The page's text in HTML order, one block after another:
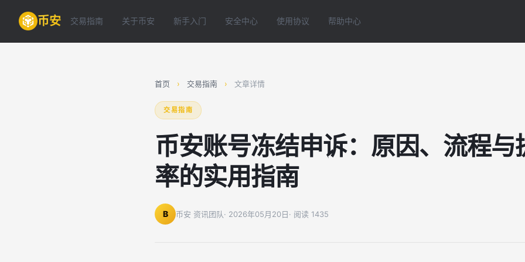
币安 交易指南 关于币安 新手入门 安全中心 使用协议 帮助中心
首页 › 交易指南 › 文章详情
交易指南
币安账号冻结申诉：原因、流程与
率的实用指南
B 币安 资讯团队· 2026年05月20日· 阅读 1435